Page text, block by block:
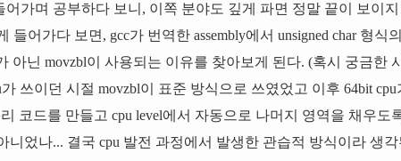
가며 공부하다 보니, 이쪽 분야도 깊게 파면 정말 끝이 보이
들어가다 보면, gcc가 번역한 assembly에서 unsigned char 형식
아닌 movzbl이 사용되는 이유를 찾아보게 된다. (혹시 궁금한
쓰이던 시절 movzbl이 표준 방식으로 쓰였었고 이후 64bit cpu
코드를 만들고 cpu level에서 자동으로 나머지 영역을 채우도
니었나... 결국 cpu 발전 과정에서 발생한 관습적 방식이라 생